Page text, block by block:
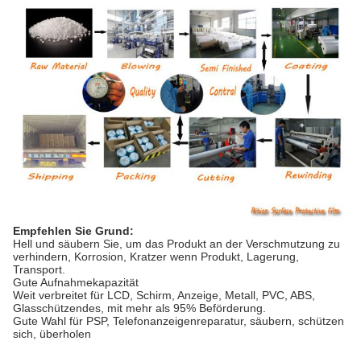
Empfehlen Sie Grund:
Hell und säubern Sie, um das Produkt an der Verschmutzung zu
verhindern, Korrosion, Kratzer wenn Produkt, Lagerung,
Transport.
Gute Aufnahmekapazität
Weit verbreitet für LCD, Schirm, Anzeige, Metall, PVC, ABS,
Glasschützendes, mit mehr als 95% Beförderung.
Gute Wahl für PSP, Telefonanzeigenreparatur, säubern, schützen
sich, überholen